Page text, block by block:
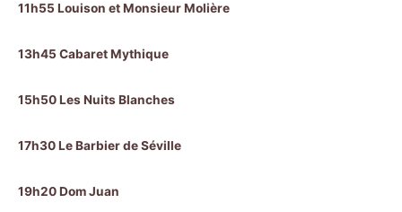
11h55 Louison et Monsieur Molière
13h45 Cabaret Mythique
15h50 Les Nuits Blanches
17h30 Le Barbier de Séville
19h20 Dom Juan